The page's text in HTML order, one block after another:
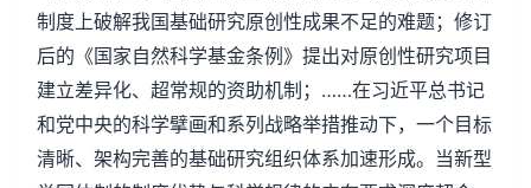
制度上破解我国基础研究原创性成果不足的难题；修订
后的《国家自然科学基金条例》提出对原创性研究项目
建立差异化、超常规的资助机制；……在习近平总书记
和党中央的科学擘画和系列战略举措推动下，一个目标
清晰、架构完善的基础研究组织体系加速形成。当新型